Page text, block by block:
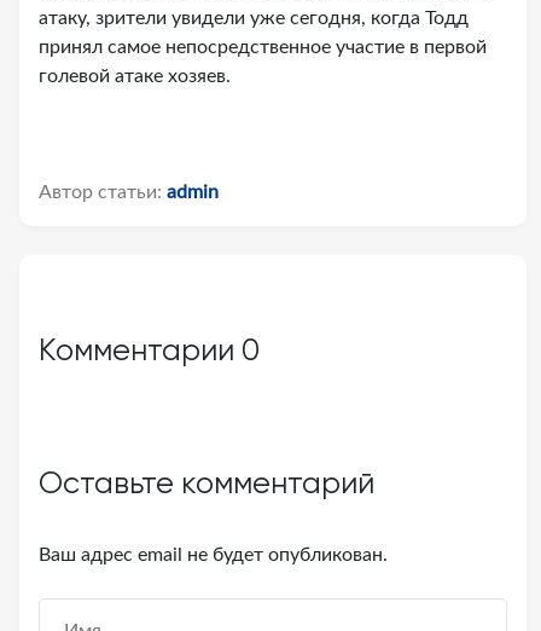
атаку, зрители увидели уже сегодня, когда Тодд
принял самое непосредственное участие в первой
голевой атаке хозяев.
Автор статьи: admin
Комментарии 0
Оставьте комментарий
Ваш адрес email не будет опубликован.